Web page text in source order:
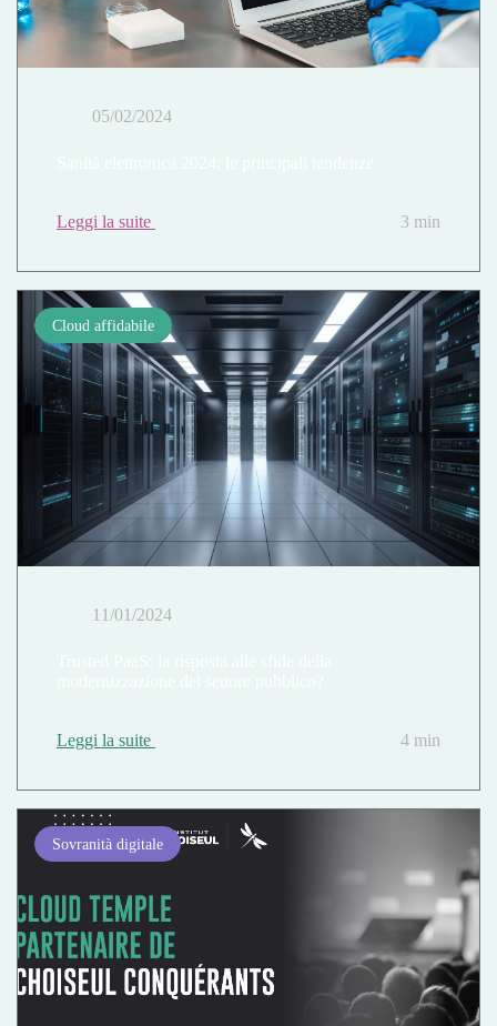
05/02/2024
Leggi la suite 3 min
Cloud affidabile
11/01/2024
Leggi la suite 4 min
Sovranità digitale